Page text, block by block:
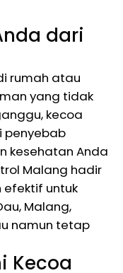
dari
rumah atau
yang tidak
kecoa
penyebab
kesehatan Anda
Malang hadir
efektif untuk
Malang,
namun tetap
Kecoa